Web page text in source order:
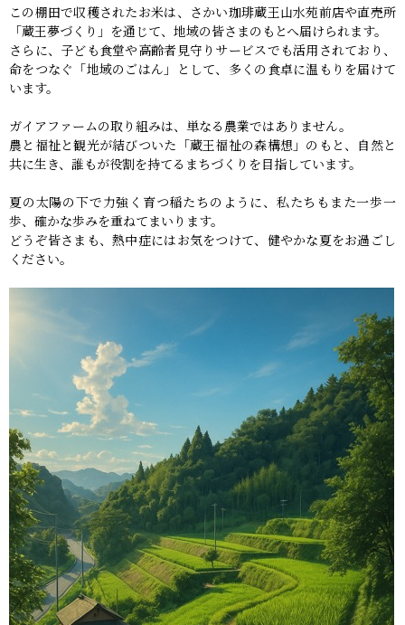
この棚田で収穫されたお米は、さかい珈琲蔵王山水苑前店や直売所
「蔵王夢づくり」を通じて、地域の皆さまのもとへ届けられます。
さらに、子ども食堂や高齢者見守りサービスでも活用されており、
命をつなぐ「地域のごはん」として、多くの食卓に温もりを届けて
います。
ガイアファームの取り組みは、単なる農業ではありません。
農と福祉と観光が結びついた「蔵王福祉の森構想」のもと、自然と
共に生き、誰もが役割を持てるまちづくりを目指しています。
夏の太陽の下で力強く育つ稲たちのように、私たちもまた一歩一
歩、確かな歩みを重ねてまいります。
どうぞ皆さまも、熱中症にはお気をつけて、健やかな夏をお過ごし
ください。